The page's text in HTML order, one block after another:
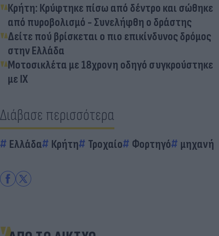
Κρήτη: Κρύφτηκε πίσω από δέντρο και σώθηκε
από πυροβολισμό - Συνελήφθη ο δράστης
Δείτε πού βρίσκεται ο πιο επικίνδυνος δρόμος
στην Ελλάδα
Μοτοσικλέτα με 18χρονη οδηγό συγκρούστηκε
με ΙΧ
Διάβασε περισσότερα
Ελλάδα Κρήτη Τροχαίο Φορτηγό μηχανή